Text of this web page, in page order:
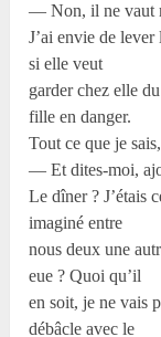
— Non, il ne vaut
J’ai envie de lever
si elle veut
garder chez elle
fille en danger.
Tout ce que je
— Et dites-moi,
Le dîner ? J’étais
imaginé entre
nous deux une
eue ? Quoi qu’il
en soit, je ne vais
débâcle avec le